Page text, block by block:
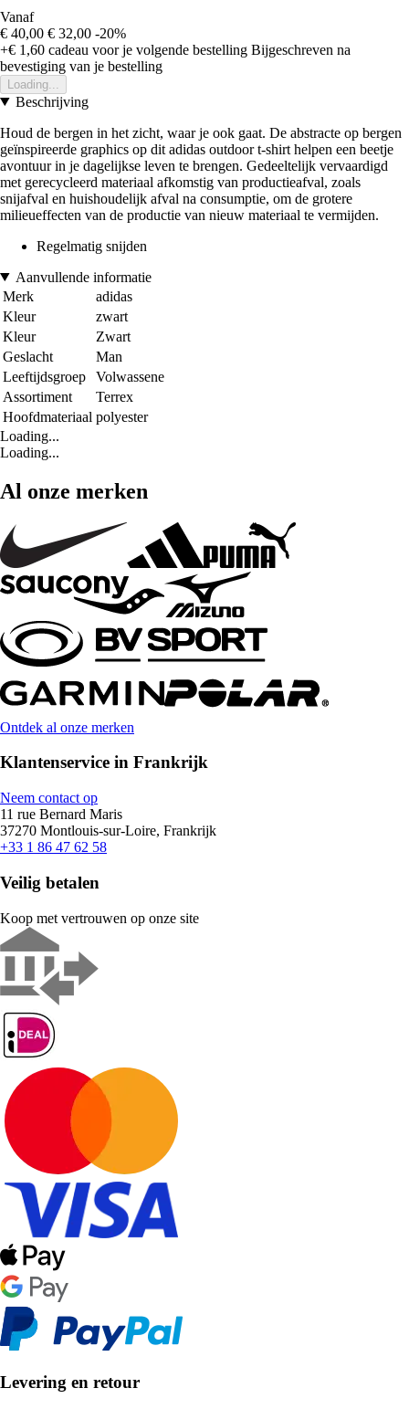
Vanaf
€ 40,00 € 32,00 -20%
+€ 1,60 cadeau voor je volgende bestelling Bijgeschreven na
bevestiging van je bestelling
Loading...
Beschrijving
Houd de bergen in het zicht, waar je ook gaat. De abstracte op bergen
geïnspireerde graphics op dit adidas outdoor t-shirt helpen een beetje
avontuur in je dagelijkse leven te brengen. Gedeeltelijk vervaardigd
met gerecycleerd materiaal afkomstig van productieafval, zoals
snijafval en huishoudelijk afval na consumptie, om de grotere
milieueffecten van de productie van nieuw materiaal te vermijden.
Regelmatig snijden
Aanvullende informatie
Merk
adidas
Kleur
zwart
Kleur
Zwart
Geslacht
Man
Leeftijdsgroep
Volwassene
Assortiment
Terrex
Hoofdmateriaal polyester
Loading...
Loading...
Al onze merken
Ontdek al onze merken
Klantenservice in Frankrijk
Neem contact op
11 rue Bernard Maris
37270 Montlouis-sur-Loire, Frankrijk
+33 1 86 47 62 58
Veilig betalen
Koop met vertrouwen op onze site
Levering en retour